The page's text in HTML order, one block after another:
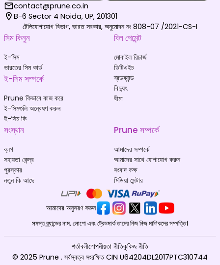
contact@prune.co.in
B-6 Sector 4 Noida, UP, 201301
টেলিযোগাযোগ বিভাগ, ভারত সরকার, অনুমোদন নং 808-07 /2021-CS-I
সিম কিনুন
ই-সিম
ভারতের সিম কার্ড
ই-সিম সম্পর্কে
Prune কিভাবে কাজ করে
ই-সিমগুলি অন্বেষণ করুন
ই-সিম কি
বিল পেমেন্ট
মোবাইল রিচার্জ
ডিটিএইচ
ব্রডব্যান্ড
বিদ্যুৎ
বীমা
সংস্থান
ব্লগ
সহায়তা কেন্দ্র
পুরস্কার
নতুন কি আছে
Prune সম্পর্কে
আমাদের সম্পর্কে
আমাদের সাথে যোগাযোগ করুন
সংবাদ কক্ষ
মিডিয়া সেন্টার
আমাদের অনুসরণ করুন
সমস্ত ব্র্যান্ডের নাম, লোগো এবং ট্রেডমার্ক তাদের নিজ নিজ মালিকদের সম্পত্তি।
© 2025 Prune . সর্বস্বত্ব সংরক্ষিত CIN U64204DL2017PTC310744
শর্তাবলীগোপনীয়তা নীতিকুকিজ নীতি